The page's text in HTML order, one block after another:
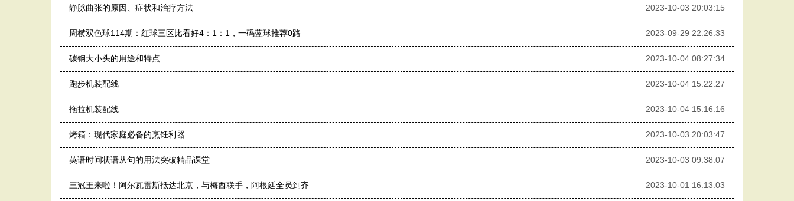
静脉曲张的原因、症状和治疗方法 2023-10-03 20:03:15
周横双色球114期：红球三区比看好4：1：1，一码蓝球推荐0路 2023-09-29 22:26:33
碳钢大小头的用途和特点 2023-10-04 08:27:34
跑步机装配线 2023-10-04 15:22:27
拖拉机装配线 2023-10-04 15:16:16
烤箱：现代家庭必备的烹饪利器 2023-10-03 20:03:47
英语时间状语从句的用法突破精品课堂 2023-10-03 09:38:07
三冠王来啦！阿尔瓦雷斯抵达北京，与梅西联手，阿根廷全员到齐 2023-10-01 16:13:03